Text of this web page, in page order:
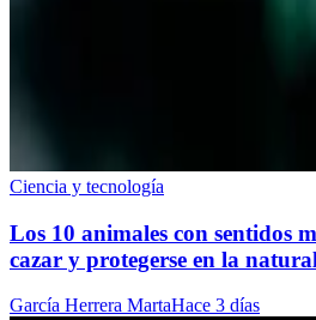
Ciencia y tecnología
Los 10 animales con sentidos
cazar y protegerse en la
García Herrera MartaHace 3 días